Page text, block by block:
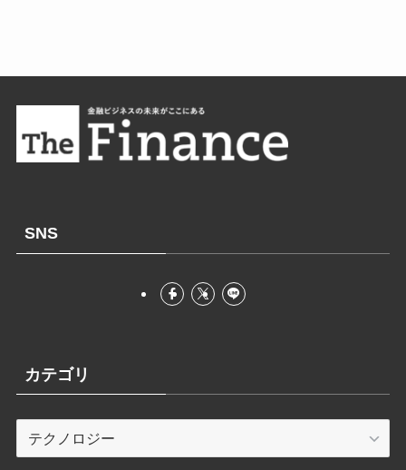
SNS
カテゴリ
テ